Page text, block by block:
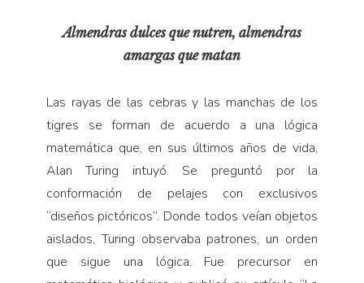
Almendras dulces que nutren, almendras
amargas que matan
Las rayas de las cebras y las manchas de los
tigres se forman de acuerdo a una lógica
matemática que, en sus últimos años de vida,
Alan Turing intuyó. Se preguntó por la
conformación de pelajes con exclusivos
“diseños pictóricos”. Donde todos veían objetos
aislados, Turing observaba patrones, un orden
que sigue una lógica. Fue precursor en